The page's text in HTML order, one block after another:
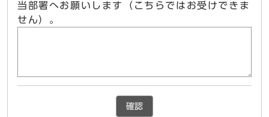
当部署へお願いします（こちらではお受けできま
せん）。
確認